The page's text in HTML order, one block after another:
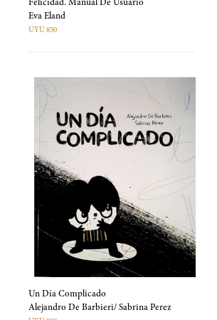
Felicidad. Manual De Usuario
Eva Eland
UYU 850
Un Día Complicado
Alejandro De Barbieri/ Sabrina Perez